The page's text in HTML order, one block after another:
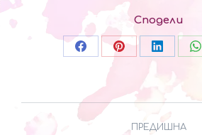
Сподели
Share
Facebook
Share
Pinterest
Share
LinkedIn
Post
ПРЕДИШНА